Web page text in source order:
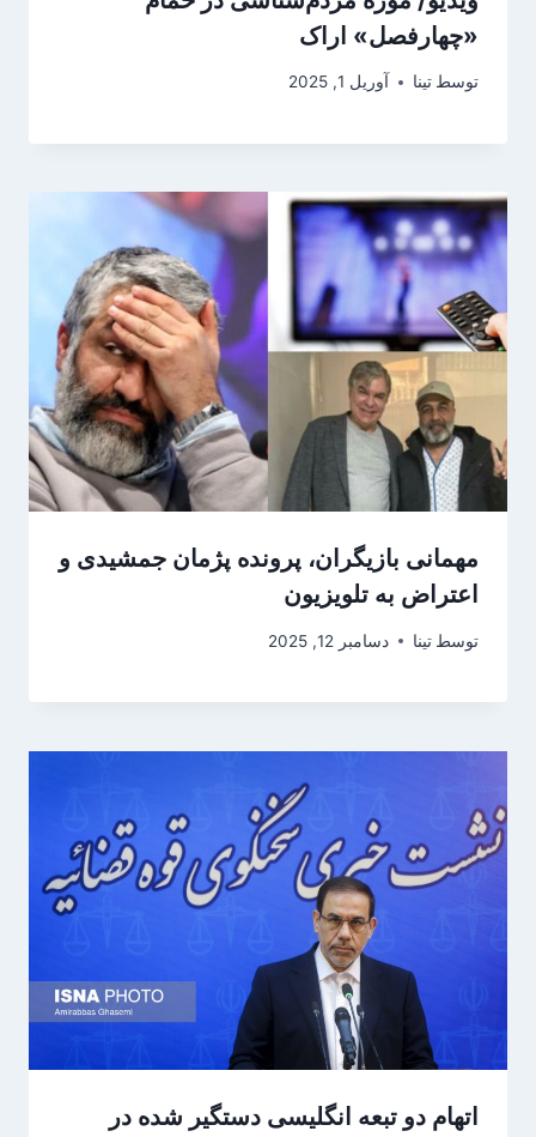
«چهارفصل» اراک
توسط تینا آوریل 1, 2025
مهمانی بازیگران، پرونده پژمان جمشیدی و
اعتراض به تلویزیون
توسط تینا دسامبر 12, 2025
اتهام دو تبعه انگلیسی دستگیر شده در